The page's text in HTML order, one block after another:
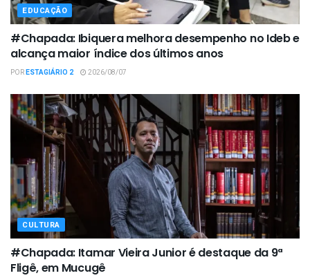
EDUCAÇÃO
#Chapada: Ibiquera melhora desempenho no Ideb e
alcança maior índice dos últimos anos
PORESTAGIÁRIO 2 2026/08/07
CULTURA
#Chapada: Itamar Vieira Junior é destaque da 9ª
Fligê, em Mucugê